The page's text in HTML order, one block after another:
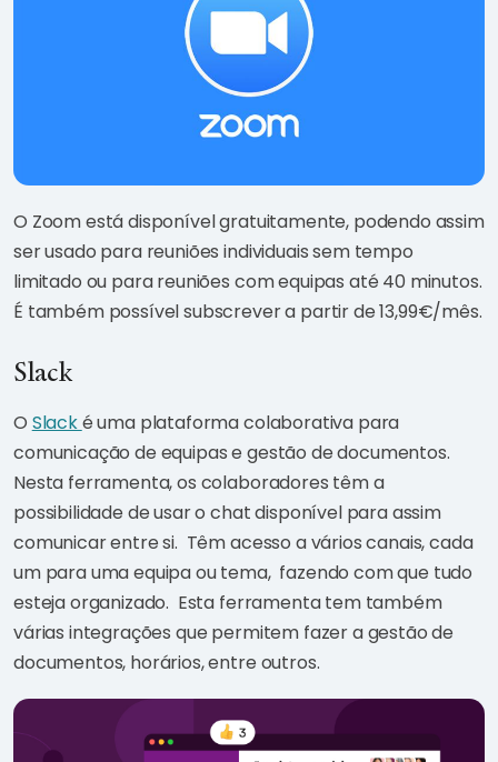
O Zoom está disponível gratuitamente, podendo assim
ser usado para reuniões individuais sem tempo
limitado ou para reuniões com equipas até 40 minutos.
É também possível subscrever a partir de 13,99€/mês.
Slack
O Slacké uma plataforma colaborativa para
comunicação de equipas e gestão de documentos.
Nesta ferramenta, os colaboradores têm a
possibilidade de usar o chat disponível para assim
comunicar entre si. Têm acesso a vários canais, cada
um para uma equipa ou tema, fazendo com que tudo
esteja organizado. Esta ferramenta tem também
várias integrações que permitem fazer a gestão de
documentos, horários, entre outros.